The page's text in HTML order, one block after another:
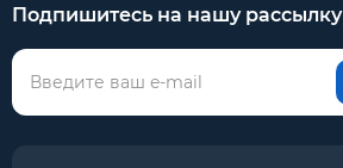
Подпишитесь на нашу рассылку